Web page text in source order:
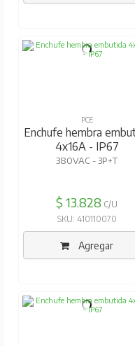
PCE
Enchufe hembra
4x16A - IP67
380VAC - 3P+T
$ 13.828 C/U
SKU: 410110070
Agregar